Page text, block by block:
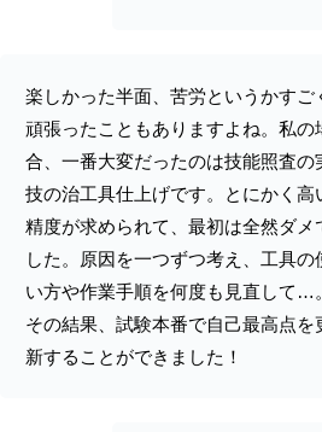
楽しかった半面、苦労というかすご
頑張ったこともありますよね。私の
合、一番大変だったのは技能照査の
技の治工具仕上げです。とにかく高
精度が求められて、最初は全然ダメ
した。原因を一つずつ考え、工具の
い方や作業手順を何度も見直して…。
その結果、試験本番で自己最高点を
新することができました！